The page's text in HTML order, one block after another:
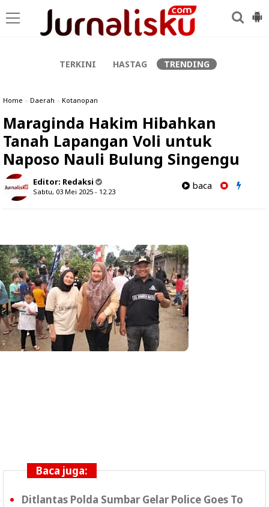
TERKINI HASTAG TRENDING
Home » Daerah » Kotanopan
Maraginda Hakim Hibahkan
Tanah Lapangan Voli untuk
Naposo Nauli Bulung Singengu
Editor: Redaksi
Sabtu, 03 Mei 2025 - 12.23
baca
Baca juga:
Ditlantas Polda Sumbar Gelar Police Goes To